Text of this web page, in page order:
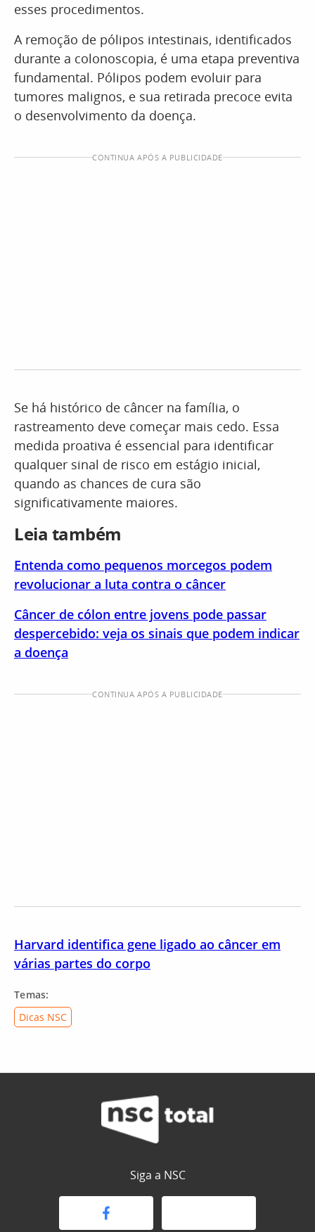
esses procedimentos.
A remoção de pólipos intestinais, identificados
durante a colonoscopia, é uma etapa preventiva
fundamental. Pólipos podem evoluir para
tumores malignos, e sua retirada precoce evita
o desenvolvimento da doença.
CONTINUA APÓS A PUBLICIDADE
Se há histórico de câncer na família, o
rastreamento deve começar mais cedo. Essa
medida proativa é essencial para identificar
qualquer sinal de risco em estágio inicial,
quando as chances de cura são
significativamente maiores.
Leia também
Entenda como pequenos morcegos podem
revolucionar a luta contra o câncer
Câncer de cólon entre jovens pode passar
despercebido: veja os sinais que podem indicar
a doença
CONTINUA APÓS A PUBLICIDADE
Harvard identifica gene ligado ao câncer em
várias partes do corpo
Temas:
Dicas NSC
Siga a NSC